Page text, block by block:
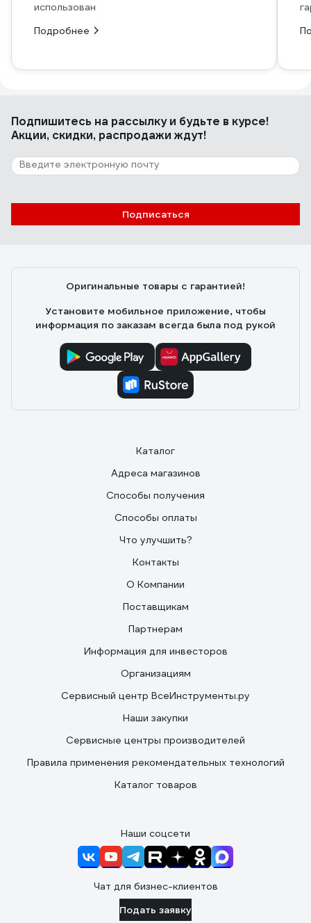
использован
Подробнее
Подпишитесь на рассылкуи будьте в курсе!
Акции, скидки, распродажи ждут!
Подписаться
Оригинальные товары с гарантией!
Установите мобильное приложение, чтобы
информация по заказам всегда была под рукой
Каталог
Адреса магазинов
Способы получения
Способы оплаты
Что улучшить?
Контакты
О Компании
Поставщикам
Партнерам
Информация для инвесторов
Организациям
Сервисный центр ВсеИнструменты.ру
Наши закупки
Сервисные центры производителей
Правила применения рекомендательных технологий
Каталог товаров
Наши соцсети
Чат для бизнес-клиентов
Подать заявку